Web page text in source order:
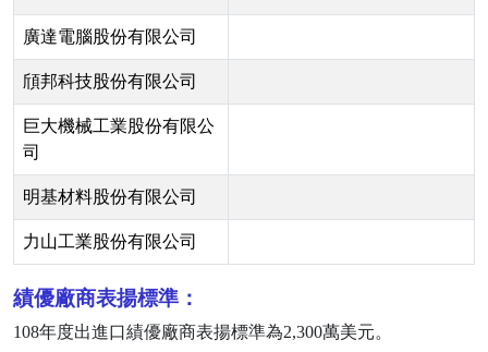
廣達電腦股份有限公司
頎邦科技股份有限公司
巨大機械工業股份有限公
司
明基材料股份有限公司
力山工業股份有限公司
績優廠商表揚標準：
108年度出進口績優廠商表揚標準為2,300萬美元。